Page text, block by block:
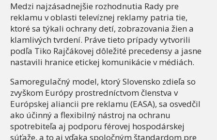
Medzi najzásadnejšie rozhodnutia Rady pre
reklamu v oblasti televíznej reklamy patria tie,
ktoré sa týkali ochrany detí, zobrazovania žien a
klamlivých tvrdení. Práve tieto prípady vytvorili
podľa Tiko Rajčákovej dôležité precedensy a jasne
nastavili hranice etickej komunikácie v médiách.
Samoregulačný model, ktorý Slovensko zdieľa so
zvyškom Európy prostredníctvom členstva v
Európskej aliancii pre reklamu (EASA), sa osvedčil
ako účinný a flexibilný nástroj na ochranu
spotrebiteľa aj podporu férovej hospodárskej
súťaže, a to aj vďaka spoločným štandardom pre